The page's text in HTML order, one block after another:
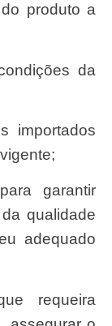
produto a
qualidade
adequado